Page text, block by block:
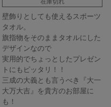
在庫切れ
壁飾りとしても使えるスポーツ
タオル。
旗指物をそのままタオルにした
デザインなので
実用的でちょっとしたプレゼン
トにもピッタリ！！
三成の大義とも言うべき『大一
大万大吉』を貴方のお部屋に
も！